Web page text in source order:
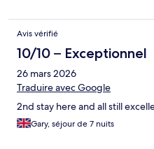
Avis vérifié
10/10 – Exceptionnel
26 mars 2026
Traduire avec Google
2nd stay here and all still
Gary, séjour de 7 nuits